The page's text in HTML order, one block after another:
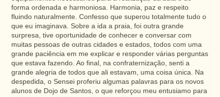
forma ordenada e harmoniosa. Harmonia, paz e respeito
fluindo naturalmente. Confesso que superou totalmente tudo o
que eu imaginava. Sobre a ida a praia, foi outra grande
surpresa, tive oportunidade de conhecer e conversar com
muitas pessoas de outras cidades e estados, todos com uma
grande paciência em me explicar e responder várias perguntas
que estava fazendo. Ao final, na confraternização, senti a
grande alegria de todos que ali estavam, uma coisa única. Na
despedida, o Sensei proferiu algumas palavras para os novos
alunos de Dojo de Santos, o que reforçou meu entusiamo para